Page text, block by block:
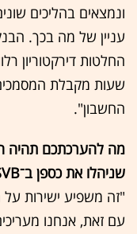
ונמצאים בהליכים
עניין של מה בכך.
שעות מקבלת
החשבון".
מה להערכתכם תהיה
שניהלו את כספן ב־SVB?
"זה משפיע ישירות
עם זאת, אנחנו